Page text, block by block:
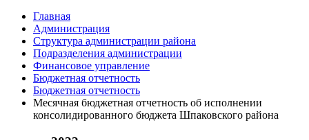
Главная
Администрация
Структура администрации района
Подразделения администрации
Финансовое управление
Бюджетная отчетность
Бюджетная отчетность
Месячная бюджетная отчетность об исполнении
консолидированного бюджета Шпаковского района